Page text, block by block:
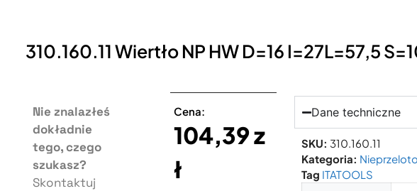
310.160.11 Wiertło NP HW D=16 I=27L=57,5
Nie znalazłeś
dokładnie
tego, czego
szukasz?
Skontaktuj
Cena:
104,39z
ł
Dane techniczne
SKU: 310.160.11
Kategoria:
Tag ITATOOLS